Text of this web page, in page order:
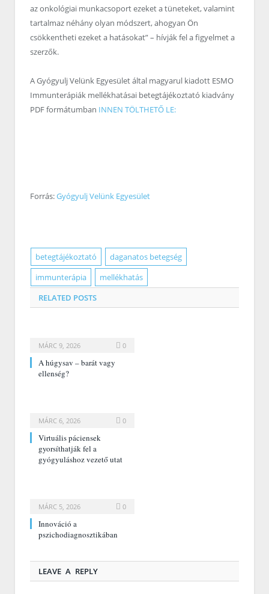
az onkológiai munkacsoport ezeket a tüneteket, valamint
tartalmaz néhány olyan módszert, ahogyan Ön
csökkentheti ezeket a hatásokat” – hívják fel a figyelmet a
szerzők.
A Gyógyulj Velünk Egyesület által magyarul kiadott ESMO
Immunterápiák mellékhatásai betegtájékoztató kiadvány
PDF formátumban INNEN TÖLTHETŐ LE:
Forrás:Gyógyulj Velünk Egyesület
betegtájékoztató
daganatos betegség
immunterápia
mellékhatás
RELATED POSTS
MÁRC 9, 2026 0
A húgysav – barát vagy
ellenség?
MÁRC 6, 2026 0
Virtuális páciensek
gyorsíthatják fel a
gyógyuláshoz vezető utat
MÁRC 5, 2026 0
Innováció a
pszichodiagnosztikában
LEAVE A REPLY